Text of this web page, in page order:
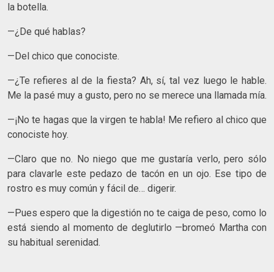
la botella.
—¿De qué hablas?
—Del chico que conociste.
—¿Te refieres al de la fiesta? Ah, sí, tal vez luego le hable.
Me la pasé muy a gusto, pero no se merece una llamada mía.
—¡No te hagas que la virgen te habla! Me refiero al chico que
conociste hoy.
—Claro que no. No niego que me gustaría verlo, pero sólo
para clavarle este pedazo de tacón en un ojo. Ese tipo de
rostro es muy común y fácil de… digerir.
—Pues espero que la digestión no te caiga de peso, como lo
está siendo al momento de deglutirlo —bromeó Martha con
su habitual serenidad.